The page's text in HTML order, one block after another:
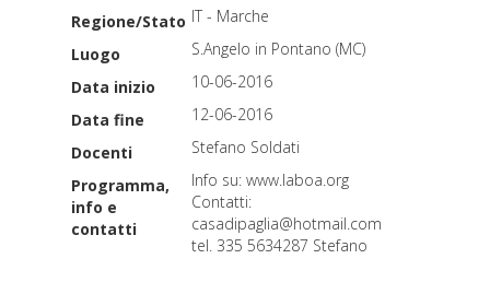
Regione/Stato IT - Marche
Luogo
S.Angelo in Pontano (MC)
Data inizio
10-06-2016
Data fine
12-06-2016
Docenti
Stefano Soldati
Programma,
info e
contatti
Info su: www.laboa.org
Contatti:
casadipaglia@hotmail.com
tel. 335 5634287 Stefano